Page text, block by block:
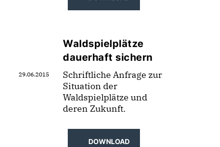
29.06.2015
Waldspielplätze
dauerhaft sichern
Schriftliche Anfrage zur
Situation der
Waldspielplätze und
deren Zukunft.
DOWNLOAD